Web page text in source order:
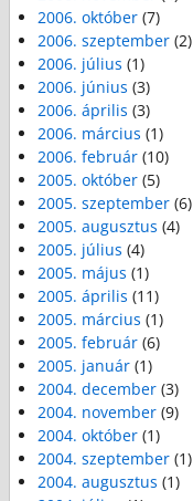
2006. október (7)
2006. szeptember (2)
2006. július (1)
2006. június (3)
2006. április (3)
2006. március (1)
2006. február (10)
2005. október (5)
2005. szeptember (6)
2005. augusztus (4)
2005. július (4)
2005. május (1)
2005. április (11)
2005. március (1)
2005. február (6)
2005. január (1)
2004. december (3)
2004. november (9)
2004. október (1)
2004. szeptember (1)
2004. augusztus (1)